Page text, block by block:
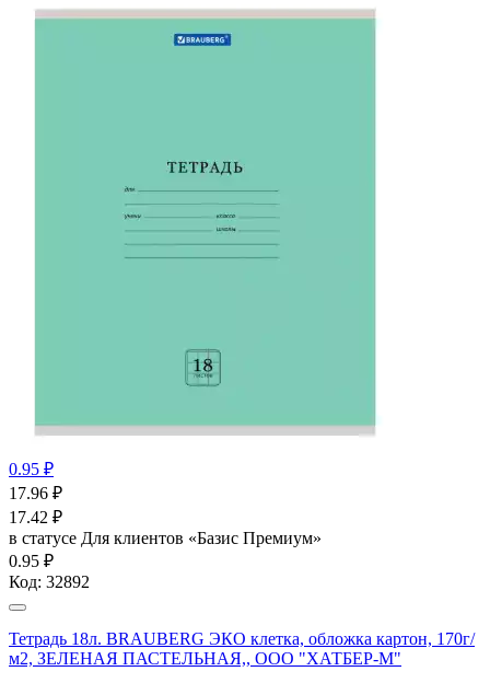
0.95 ₽
17.96 ₽
17.42 ₽
в статусе Для клиентов «Базис Премиум»
0.95 ₽
Код: 32892
Тетрадь 18л. BRAUBERG ЭКО клетка, обложка картон, 170г/
м2, ЗЕЛЕНАЯ ПАСТЕЛЬНАЯ,, ООО "ХАТБЕР-М"